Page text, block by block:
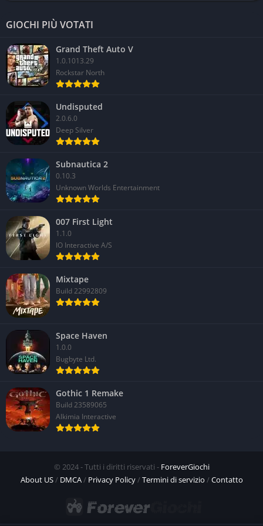
GIOCHI PIÙ VOTATI
Grand Theft Auto V
1.0.1013.29
Rockstar North
Undisputed
2.0.6.0
Deep Silver
Subnautica 2
0.10.3
Unknown Worlds Entertainment
007 First Light
1.1.0
IO Interactive A/S
Mixtape
Build 22992809
Space Haven
1.0.0
Bugbyte Ltd.
Gothic 1 Remake
Build 23589065
Alkimia Interactive
© 2024 - Tutti i diritti riservati - ForeverGiochi
About US/ DMCA/ Privacy Policy/Termini di servizio /Contatto